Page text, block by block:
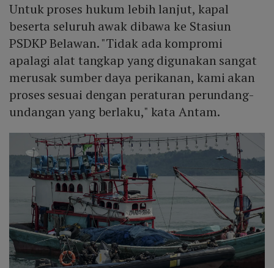
Untuk proses hukum lebih lanjut, kapal
beserta seluruh awak dibawa ke Stasiun
PSDKP Belawan. "Tidak ada kompromi
apalagi alat tangkap yang digunakan sangat
merusak sumber daya perikanan, kami akan
proses sesuai dengan peraturan perundang-
undangan yang berlaku," kata Antam.